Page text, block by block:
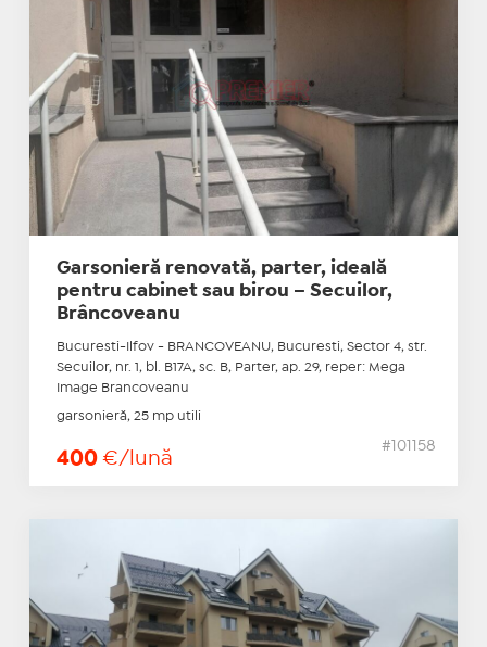
Garsonieră renovată, parter, ideală
pentru cabinet sau birou – Secuilor,
Brâncoveanu
Bucuresti-Ilfov - BRANCOVEANU, Bucuresti, Sector 4, str.
Secuilor, nr. 1, bl. B17A, sc. B, Parter, ap. 29, reper: Mega
Image Brancoveanu
garsonieră, 25 mp utili
400 €/lună
#101158